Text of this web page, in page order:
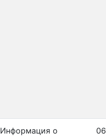
Информация о